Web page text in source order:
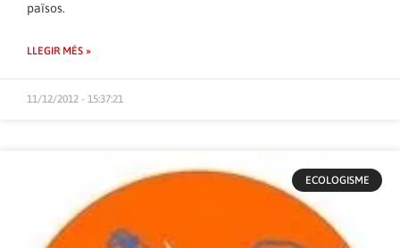
països.
LLEGIR MÉS »
11/12/2012 - 15:37:21
ECOLOGISME